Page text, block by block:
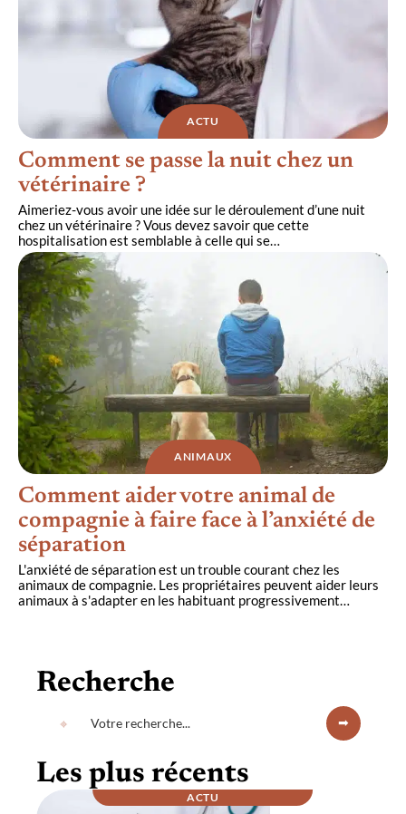
ACTU
Comment se passe la nuit chez un
vétérinaire ?
Aimeriez-vous avoir une idée sur le déroulement d’une nuit
chez un vétérinaire ? Vous devez savoir que cette
hospitalisation est semblable à celle qui se…
ANIMAUX
Comment aider votre animal de
compagnie à faire face à l’anxiété de
séparation
L'anxiété de séparation est un trouble courant chez les
animaux de compagnie. Les propriétaires peuvent aider leurs
animaux à s'adapter en les habituant progressivement…
Recherche
Les plus récents
ACTU